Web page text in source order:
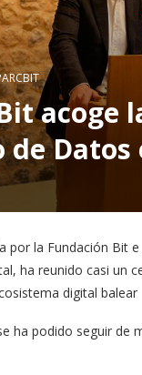
acoge
de
por la Fundación Bit
ha reunido casi un
digital balear
ha podido seguir de